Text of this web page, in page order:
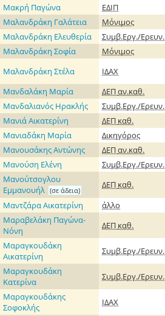
Μακρή Παγώνα
ΕΔΙΠ
Μαλανδράκη Γαλάτεια
Μόνιμος
Μαλανδράκη Ελευθερία
Συμβ.Εργ./Ερευν.
Μαλανδράκη Σοφία
Μόνιμος
Μαλανδράκη Στέλα
ΙΔΑΧ
Μανδαλάκη Μαρία
ΔΕΠαν.καθ.
Μανδαλιανός Ηρακλής
Συμβ.Εργ./Ερευν.
Μανιά Aικατερίνη
ΔΕΠ καθ.
Μανιαδάκη Μαρία
Δικηγόρος
Μανουσάκης Αντώνης
ΔΕΠαν.καθ.
Μανούση Ελένη
Συμβ.Εργ./Ερευν.
Μανούτσογλου
Εμμανουήλ (σε άδεια)
ΔΕΠ καθ.
Μαντζάρα Αικατερίνη
άλλο
Μαραβελάκη Παγώνα-
Νόνη
ΔΕΠ καθ.
Μαραγκουδάκη
Αικατερίνη
Συμβ.Εργ./Ερευν.
Μαραγκουδάκη
Κατερίνα
Συμβ.Εργ./Ερευν.
Μαραγκουδάκης
Σοφοκλής
ΙΔΑΧ